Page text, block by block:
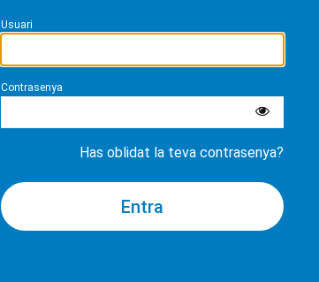
Usuari
Contrasenya
Has oblidat la teva contrasenya?